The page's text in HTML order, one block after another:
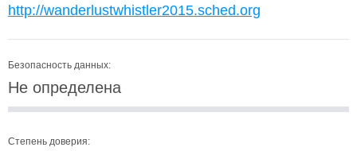
http://wanderlustwhistler2015.sched.org
Безопасность данных:
Не определена
Степень доверия: